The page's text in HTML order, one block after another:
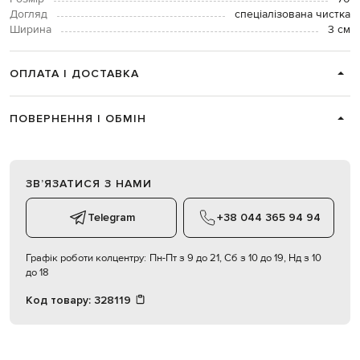
Догляд
спеціалізована чистка
Ширина
3 см
ОПЛАТА І ДОСТАВКА
ПОВЕРНЕННЯ І ОБМІН
ЗВʼЯЗАТИСЯ З НАМИ
Telegram +38 044 365 94 94
Графік роботи колцентру: Пн-Пт з 9 до 21, Сб з 10 до 19, Нд з 10
до 18
Код товару: 328119